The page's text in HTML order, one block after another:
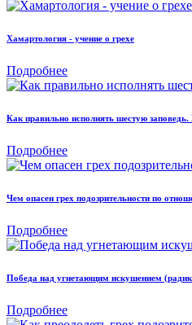
Хамартология - учение о грехе
Подробнее
Как правильно исполнять шестую
Подробнее
Чем опасен грех подозрительности по
Подробнее
Победа над угнетающим искушением
Подробнее